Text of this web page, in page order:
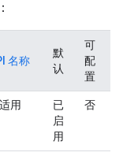
名称
默
认
可
配
置
用
已
启
用
否